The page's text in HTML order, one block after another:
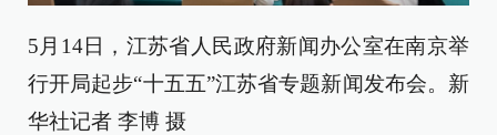
5月14日，江苏省人民政府新闻办公室在南京举
行开局起步“十五五”江苏省专题新闻发布会。新
华社记者 李博 摄